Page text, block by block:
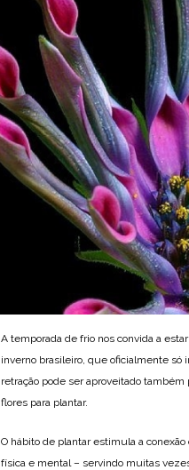
A temporada de frio nos convida a
inverno brasileiro, que oficialmente só
retração pode ser aproveitado
flores para plantar.
O hábito de plantar estimula a conexão
física e mental – servindo muitas